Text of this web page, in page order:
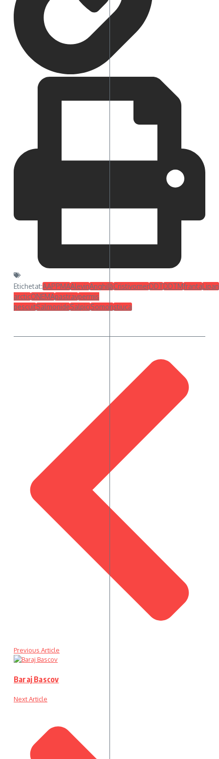
Etichetat:AAPPMAAlevinAnghilăCristivomerDDTDDTMfrantaLipan
arcticONEMApastravpermis
pescuitSalmonideSalpiciSomonstiuca
Previous Article
Baraj Bascov
Next Article